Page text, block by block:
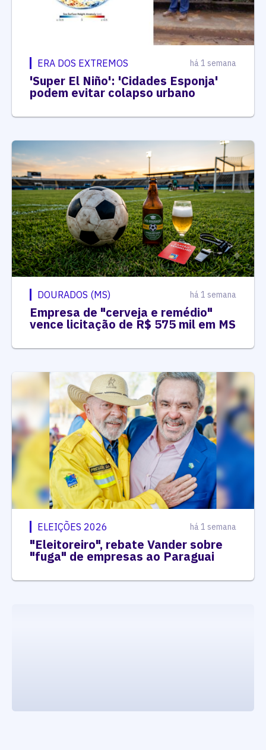
ERA DOS EXTREMOS há 1 semana
'Super El Niño': 'Cidades Esponja'
podem evitar colapso urbano
DOURADOS (MS) há 1 semana
Empresa de "cerveja e remédio"
vence licitação de R$ 575 mil em MS
ELEIÇÕES 2026 há 1 semana
"Eleitoreiro", rebate Vander sobre
"fuga" de empresas ao Paraguai